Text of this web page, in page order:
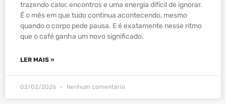
trazendo calor, encontros e uma energia difícil de ignorar.
É o mês em que tudo continua acontecendo, mesmo
quando o corpo pede pausa. E é exatamente nesse ritmo
que o café ganha um novo significado.
LER MAIS »
02/02/2026 Nenhum comentário